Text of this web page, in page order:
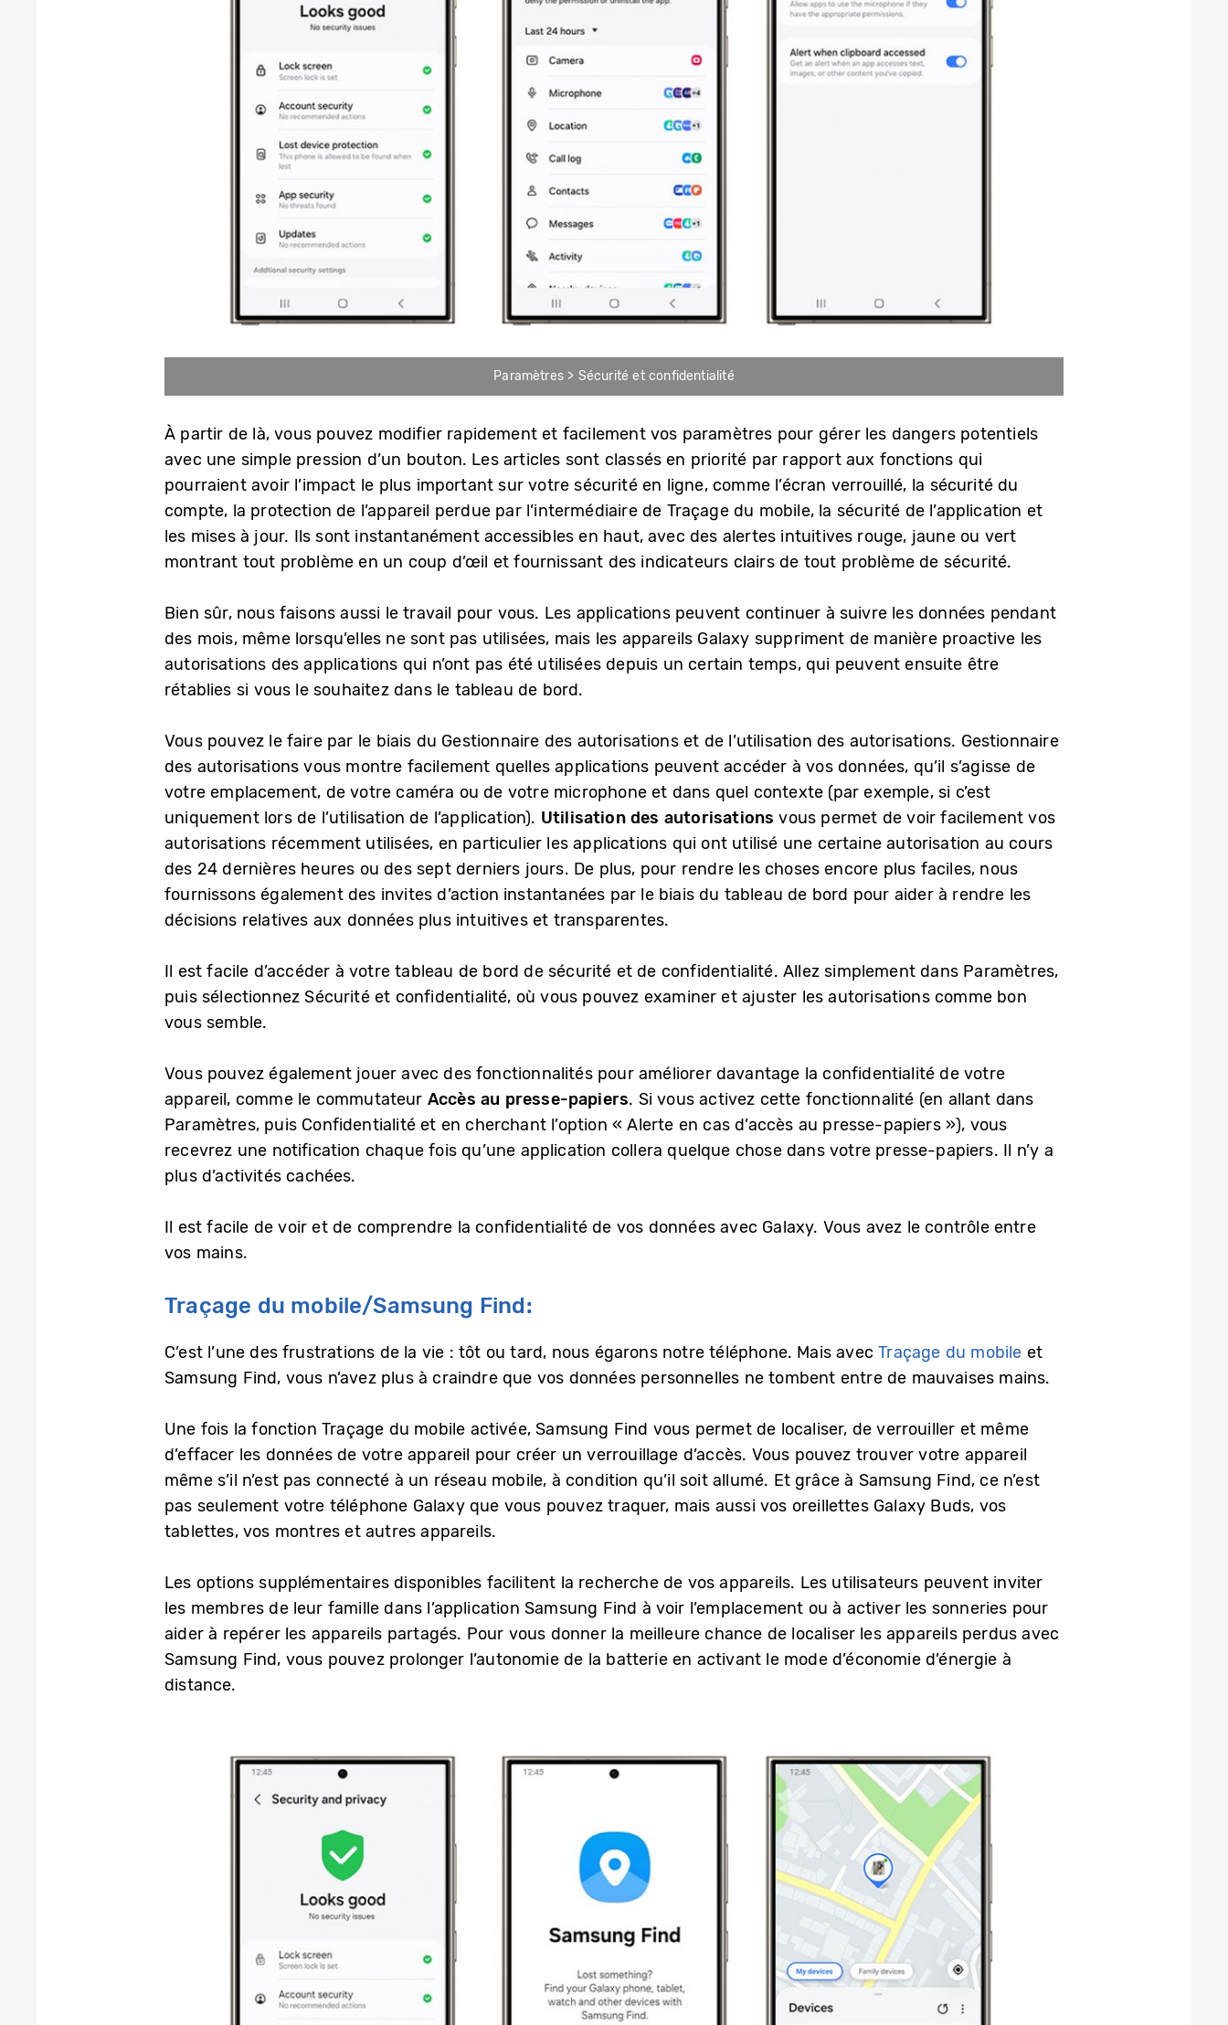
Paramètres > Sécurité et confidentialité
À partir de là, vous pouvez modifier rapidement et facilement vos paramètres pour gérer les dangers potentiels
avec une simple pression d’un bouton. Les articles sont classés en priorité par rapport aux fonctions qui
pourraient avoir l’impact le plus important sur votre sécurité en ligne, comme l’écran verrouillé, la sécurité du
compte, la protection de l’appareil perdue par l’intermédiaire de Traçage du mobile, la sécurité de l’application et
les mises à jour. Ils sont instantanément accessibles en haut, avec des alertes intuitives rouge, jaune ou vert
montrant tout problème en un coup d’œil et fournissant des indicateurs clairs de tout problème de sécurité.
Bien sûr, nous faisons aussi le travail pour vous. Les applications peuvent continuer à suivre les données pendant
des mois, même lorsqu’elles ne sont pas utilisées, mais les appareils Galaxy suppriment de manière proactive les
autorisations des applications qui n’ont pas été utilisées depuis un certain temps, qui peuvent ensuite être
rétablies si vous le souhaitez dans le tableau de bord.
Vous pouvez le faire par le biais du Gestionnaire des autorisations et de l’utilisation des autorisations. Gestionnaire
des autorisations vous montre facilement quelles applications peuvent accéder à vos données, qu’il s’agisse de
votre emplacement, de votre caméra ou de votre microphone et dans quel contexte (par exemple, si c’est
uniquement lors de l’utilisation de l’application). Utilisation des autorisations vous permet de voir facilement vos
autorisations récemment utilisées, en particulier les applications qui ont utilisé une certaine autorisation au cours
des 24 dernières heures ou des sept derniers jours. De plus, pour rendre les choses encore plus faciles, nous
fournissons également des invites d’action instantanées par le biais du tableau de bord pour aider à rendre les
décisions relatives aux données plus intuitives et transparentes.
Il est facile d’accéder à votre tableau de bord de sécurité et de confidentialité. Allez simplement dans Paramètres,
puis sélectionnez Sécurité et confidentialité, où vous pouvez examiner et ajuster les autorisations comme bon
vous semble.
Vous pouvez également jouer avec des fonctionnalités pour améliorer davantage la confidentialité de votre
appareil, comme le commutateur Accès au presse-papiers. Si vous activez cette fonctionnalité (en allant dans
Paramètres, puis Confidentialité et en cherchant l’option « Alerte en cas d’accès au presse-papiers »), vous
recevrez une notification chaque fois qu’une application collera quelque chose dans votre presse-papiers. Il n’y a
plus d’activités cachées.
Il est facile de voir et de comprendre la confidentialité de vos données avec Galaxy. Vous avez le contrôle entre
vos mains.
Traçage du mobile/Samsung Find:
C’est l’une des frustrations de la vie : tôt ou tard, nous égarons notre téléphone. Mais avecTraçage du mobile et
Samsung Find, vous n’avez plus à craindre que vos données personnelles ne tombent entre de mauvaises mains.
Une fois la fonction Traçage du mobile activée, Samsung Find vous permet de localiser, de verrouiller et même
d’effacer les données de votre appareil pour créer un verrouillage d’accès. Vous pouvez trouver votre appareil
même s’il n’est pas connecté à un réseau mobile, à condition qu’il soit allumé. Et grâce à Samsung Find, ce n’est
pas seulement votre téléphone Galaxy que vous pouvez traquer, mais aussi vos oreillettes Galaxy Buds, vos
tablettes, vos montres et autres appareils.
Les options supplémentaires disponibles facilitent la recherche de vos appareils. Les utilisateurs peuvent inviter
les membres de leur famille dans l’application Samsung Find à voir l’emplacement ou à activer les sonneries pour
aider à repérer les appareils partagés. Pour vous donner la meilleure chance de localiser les appareils perdus avec
Samsung Find, vous pouvez prolonger l’autonomie de la batterie en activant le mode d’économie d’énergie à
distance.